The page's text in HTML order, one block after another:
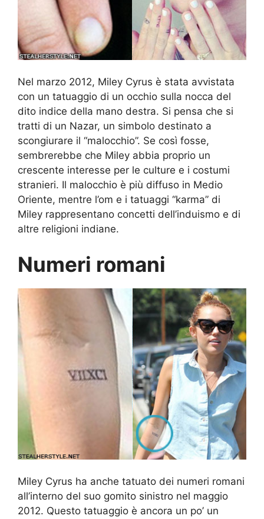
Nel marzo 2012, Miley Cyrus è stata avvistata
con un tatuaggio di un occhio sulla nocca del
dito indice della mano destra. Si pensa che si
tratti di un Nazar, un simbolo destinato a
scongiurare il “malocchio”. Se così fosse,
sembrerebbe che Miley abbia proprio un
crescente interesse per le culture e i costumi
stranieri. Il malocchio è più diffuso in Medio
Oriente, mentre l’om e i tatuaggi “karma” di
Miley rappresentano concetti dell’induismo e di
altre religioni indiane.
Numeri romani
Miley Cyrus ha anche tatuato dei numeri romani
all’interno del suo gomito sinistro nel maggio
2012. Questo tatuaggio è ancora un po’ un